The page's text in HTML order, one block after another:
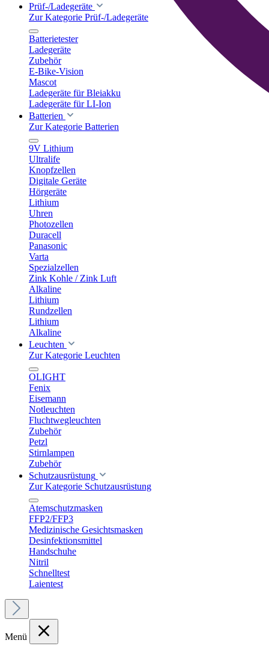
Prüf-/Ladegeräte
Zur Kategorie Prüf-/Ladegeräte
Batterietester
Ladegeräte
Zubehör
E-Bike-Vision
Mascot
Ladegeräte für Bleiakku
Ladegeräte für LI-Ion
Batterien
Zur Kategorie Batterien
9V Lithium
Ultralife
Knopfzellen
Digitale Geräte
Hörgeräte
Lithium
Uhren
Photozellen
Duracell
Panasonic
Varta
Spezialzellen
Zink Kohle / Zink Luft
Alkaline
Lithium
Rundzellen
Lithium
Alkaline
Leuchten
Zur Kategorie Leuchten
OLIGHT
Fenix
Eisemann
Notleuchten
Fluchtwegleuchten
Zubehör
Petzl
Stirnlampen
Zubehör
Schutzausrüstung
Zur Kategorie Schutzausrüstung
Atemschutzmasken
FFP2/FFP3
Medizinische Gesichtsmasken
Desinfektionsmittel
Handschuhe
Nitril
Schnelltest
Laientest
Menü